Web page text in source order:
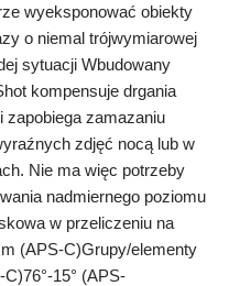
wyeksponować obiekty
o niemal trójwymiarowej
sytuacji Wbudowany
kompensuje drgania
zapobiega zamazaniu
zdjęć nocą lub w
Nie ma więc potrzeby
nadmiernego poziomu
w przeliczeniu na
(APS-C)Grupy/elementy
15° (APS-